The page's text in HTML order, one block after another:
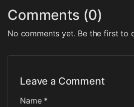
Comments (0)
No comments yet. Be the first to
Leave a Comment
Name *